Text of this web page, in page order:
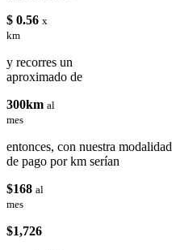
$ 0.56 x
km
y recorres un
aproximado de
300km al
mes
entonces, con nuestra modalidad
de pago por km serían
$168 al
mes
$1,726